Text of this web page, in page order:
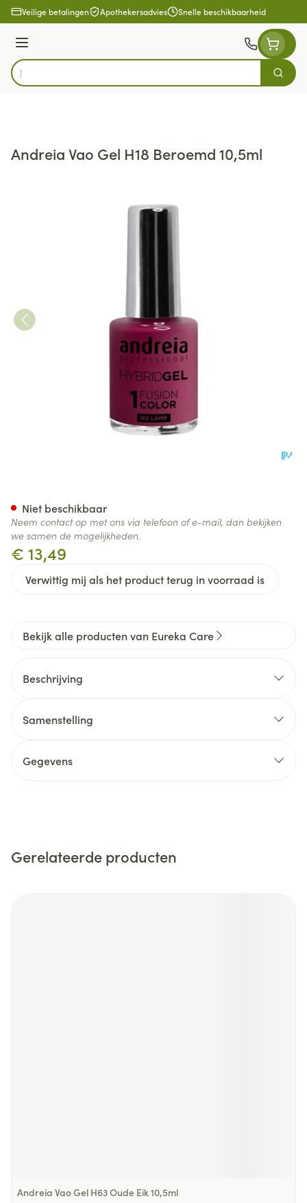
Ga naar de inhoud
Veilige betalingen Apothekersadvies Snelle beschikbaarheid
Menu
Product, merk, categorie...
Zoek
Andreia Vao Gel H18 Beroemd 10,5ml
€ 13,49
Verwittig mij als het product terug in voorraad is
Niet beschikbaar
Neem contact op met ons via telefoon of e-mail, dan bekijken
we samen de mogelijkheden.
Bekijk alle producten van Eureka Care
Beschrijving
Samenstelling
Gegevens
Gerelateerde producten
Andreia Vao Gel H63 Oude Eik 10,5ml